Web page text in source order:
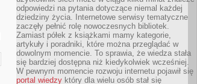
odpowiedzi na pytania dotyczące niemal każdej
dziedziny życia. Internetowe serwisy tematyczne
zaczęły pełnić rolę nowoczesnych bibliotek.
Zamiast półek z książkami mamy kategorie,
artykuły i poradniki, które można przeglądać w
dowolnym momencie. To sprawia, że wiedza stała
się bardziej dostępna niż kiedykolwiek wcześniej.
W pewnym momencie rozwoju internetu pojawił się
portal wiedzy który dla wielu osób stał się